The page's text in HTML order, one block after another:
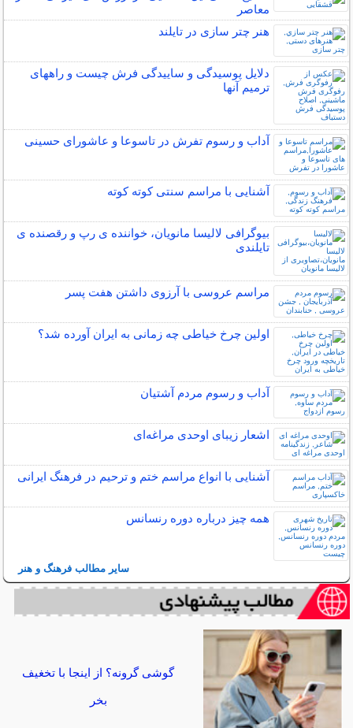
معاصر
هنر چتر سازی در تايلند
دلایل پوسیدگی و ساییدگی فرش چیست و راههای
ترمیم آنها
آداب و رسوم تفرش در تاسوعا و عاشورای حسینی
آشنایی با مراسم سنتی کوته کوته
بیوگرافی لالیسا مانویان، خواننده ی رپ و رقصنده ی
تایلندی
مراسم عروسی با آرزوی داشتن هفت پسر
اولین چرخ خیاطی چه زمانی به ایران آورده شد؟
آداب و رسوم مردم آشتیان
اشعار زیبای اوحدی مراغه‌ای
آشنایی با انواع مراسم ختم و ترحیم در فرهنگ ایرانی
همه چیز درباره دوره رنسانس
سایر مطالب فرهنگ و هنر
گوشی گرونه؟ از اینجا با تخغیف
بخر